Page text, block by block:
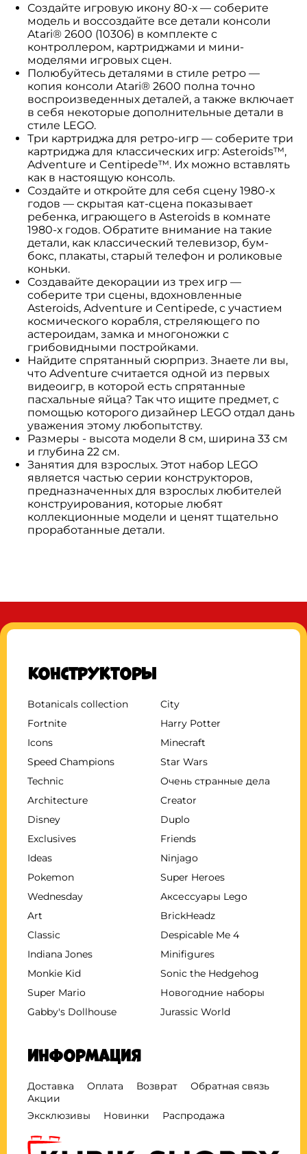
Создайте игровую икону 80-х — соберите
модель и воссоздайте все детали консоли
Atari® 2600 (10306) в комплекте с
контроллером, картриджами и мини-
моделями игровых сцен.
Полюбуйтесь деталями в стиле ретро —
копия консоли Atari® 2600 полна точно
воспроизведенных деталей, а также включает
в себя некоторые дополнительные детали в
стиле LEGO.
Три картриджа для ретро-игр — соберите три
картриджа для классических игр: Asteroids™,
Adventure и Centipede™. Их можно вставлять
как в настоящую консоль.
Создайте и откройте для себя сцену 1980-х
годов — скрытая кат-сцена показывает
ребенка, играющего в Asteroids в комнате
1980-х годов. Обратите внимание на такие
детали, как классический телевизор, бум-
бокс, плакаты, старый телефон и роликовые
коньки.
Создавайте декорации из трех игр —
соберите три сцены, вдохновленные
Asteroids, Adventure и Centipede, с участием
космического корабля, стреляющего по
астероидам, замка и многоножки с
грибовидными постройками.
Найдите спрятанный сюрприз. Знаете ли вы,
что Adventure считается одной из первых
видеоигр, в которой есть спрятанные
пасхальные яйца? Так что ищите предмет, с
помощью которого дизайнер LEGO отдал дань
уважения этому любопытству.
Размеры - высота модели 8 см, ширина 33 см
и глубина 22 см.
Занятия для взрослых. Этот набор LEGO
является частью серии конструкторов,
предназначенных для взрослых любителей
конструирования, которые любят
коллекционные модели и ценят тщательно
проработанные детали.
Конструкторы
Botanicals collection
City
Fortnite
Harry Potter
Icons
Minecraft
Speed Champions
Star Wars
Technic
Очень странные дела
Architecture
Creator
Disney
Duplo
Exclusives
Friends
Ideas
Ninjago
Pokemon
Super Heroes
Wednesday
Аксессуары Lego
Art
BrickHeadz
Classic
Despicable Me 4
Indiana Jones
Minifigures
Monkie Kid
Sonic the Hedgehog
Super Mario
Новогодние наборы
Gabby's Dollhouse
Jurassic World
Информация
Доставка Оплата Возврат
Обратная связь
Акции
Эксклюзивы
Новинки Распродажа